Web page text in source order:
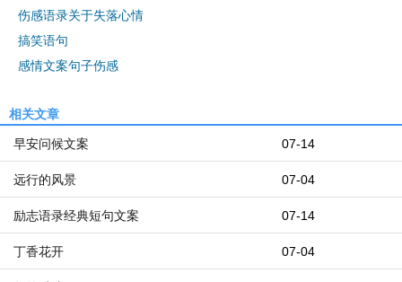
伤感语录关于失落心情
搞笑语句
感情文案句子伤感
相关文章
07-14
早安问候文案
07-04
远行的风景
07-14
励志语录经典短句文案
07-04
丁香花开